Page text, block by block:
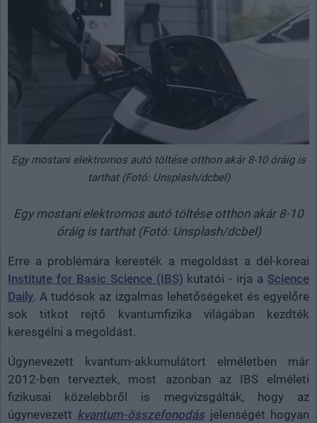
Egy mostani elektromos autó töltése otthon akár 8-10 óráig is
tarthat (Fotó: Unsplash/dcbel)
Egy mostani elektromos autó töltése otthon akár 8-10
óráig is tarthat (Fotó: Unsplash/dcbel)
Erre a problémára keresték a megoldást a dél-koreai
Institute for Basic Science (IBS) kutatói - írja a Science
Daily. A tudósok az izgalmas lehetőségeket és egyelőre
sok titkot rejtő kvantumfizika világában kezdték
keresgélni a megoldást.
Úgynevezett kvantum-akkumulátort elméletben már
2012-ben terveztek, most azonban az IBS elméleti
fizikusai közelebbről is megvizsgálták, hogy az
úgynevezett kvantum-összefonodásjelenségét hogyan